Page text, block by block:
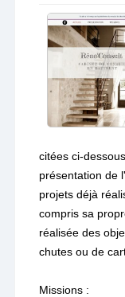
citées ci-
présentation de
projets déjà
compris sa
réalisée des
chutes ou de
Missions :